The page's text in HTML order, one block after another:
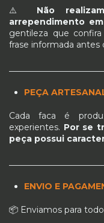
⚠️ Não
arrependimento
gentileza que
frase informada antes
PEÇA
Cada faca é
experientes. Por se
peça possui
ENVIO E
📦 Enviamos para